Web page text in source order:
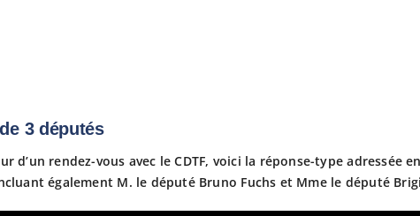
3 députés
d’un rendez-vous avec le CDTF, voici la réponse-type
également M. le député Bruno Fuchs et Mme le député